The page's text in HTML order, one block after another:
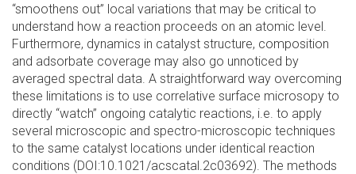
“smoothens out” local variations that may be critical to
understand how a reaction proceeds on an atomic level.
Furthermore, dynamics in catalyst structure, composition
and adsorbate coverage may also go unnoticed by
averaged spectral data. A straightforward way overcoming
these limitations is to use correlative surface microsopy to
directly “watch” ongoing catalytic reactions, i.e. to apply
several microscopic and spectro-microscopic techniques
to the same catalyst locations under identical reaction
conditions (DOI:10.1021/acscatal.2c03692). The methods